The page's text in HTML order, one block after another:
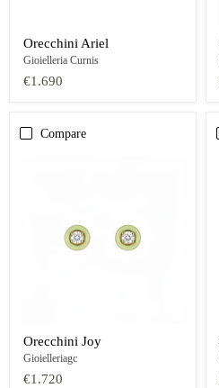
Orecchini Ariel
Gioielleria Curnis
€1.690
Compare
Orecchini Joy
Gioielleriagc
€1.720